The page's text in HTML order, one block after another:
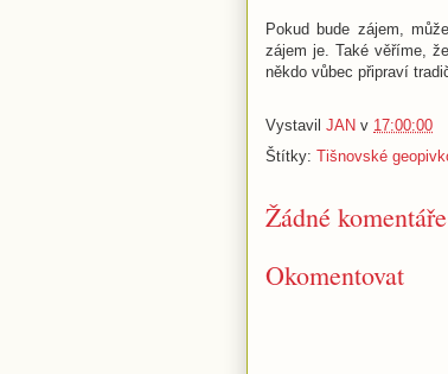
Pokud bude zájem,
zájem je. Také věříme,
někdo vůbec připraví
Vystavil JAN v 17:00:00
Štítky: Tišnovské
Žádné
Okomentovat